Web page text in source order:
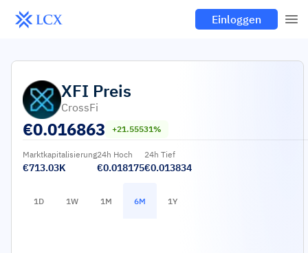
Einloggen
XFI Preis
CrossFi
€0.016863 +21.55531%
Marktkapitalisierung
€713.03K
24h Hoch
€0.018175
24h Tief
€0.013834
1D 1W 1M 6M 1Y